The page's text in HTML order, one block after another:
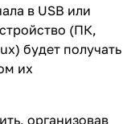
в USB или
(ПК,
будет получать
их
организовав